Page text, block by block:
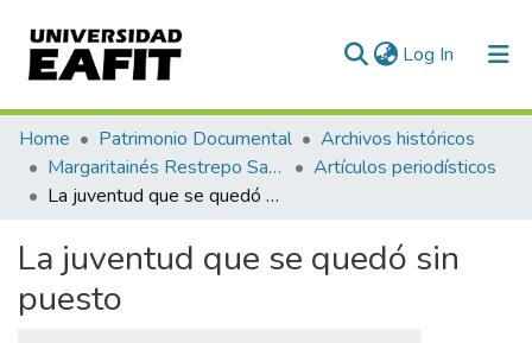
Log In (current)
Communities & Collections
All of DSpace
Home Patrimonio Documental
Archivos históricos
Margaritainés Restrepo Santamaría
Artículos periodísticos
La juventud que se quedó sin puesto
La juventud que se quedó sin
puesto